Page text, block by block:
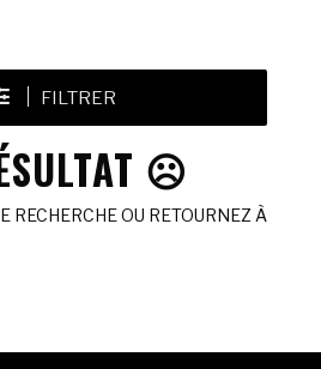
FILTRER
☹️
RECHERCHE OU RETOURNEZ À